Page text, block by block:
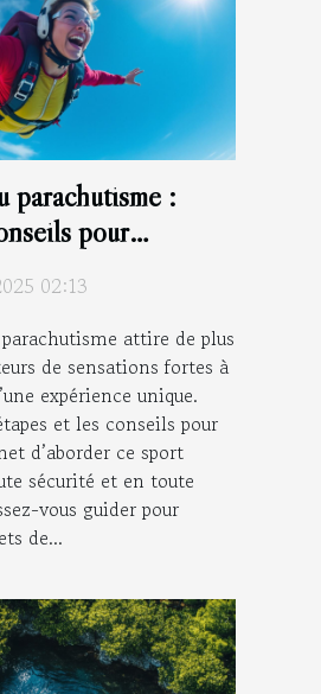
parachutisme :
pour
02:13
attire de plus
de sensations fortes à
expérience unique.
et les conseils pour
d’aborder ce sport
sécurité et en toute
vous guider pour
de...